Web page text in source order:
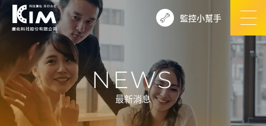
監控小幫手
NEWS
最新消息